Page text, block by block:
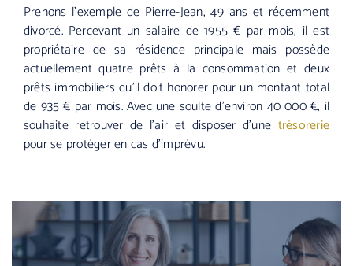
Prenons l’exemple de Pierre-Jean, 49 ans et récemment
divorcé. Percevant un salaire de 1955 € par mois, il est
propriétaire de sa résidence principale mais possède
actuellement quatre prêts à la consommation et deux
prêts immobiliers qu’il doit honorer pour un montant total
de 935 € par mois. Avec une soulte d’environ 40 000 €, il
souhaite retrouver de l’air et disposer d’une trésorerie
pour se protéger en cas d’imprévu.